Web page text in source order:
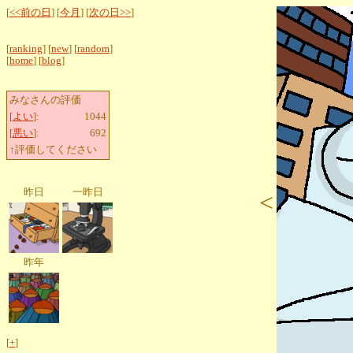
[<<前の日 ] [今月 ] [次の日>>]
[ranking] [new] [random]
[home] [blog]
みなさんの評価
[よい]:
1044
[悪い]:
692
↑評価してください
昨日 一昨日
昨年
[+]
<